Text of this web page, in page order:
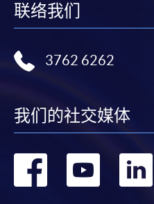
联络我们
3762 6262
我们的社交媒体
转
转